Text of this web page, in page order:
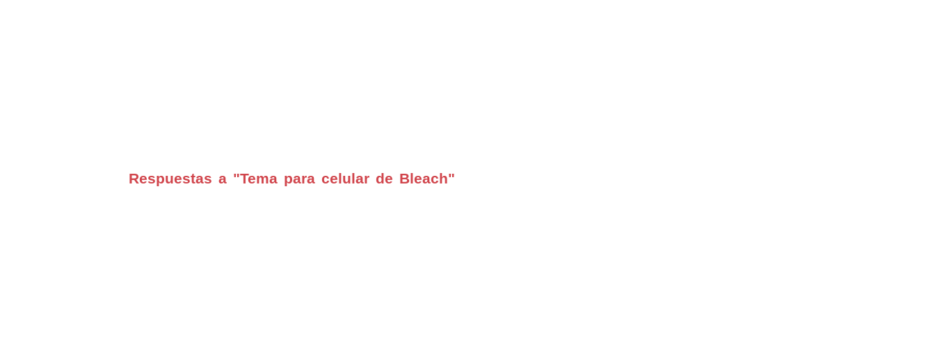
Respuestas a "Tema para celular de Bleach"